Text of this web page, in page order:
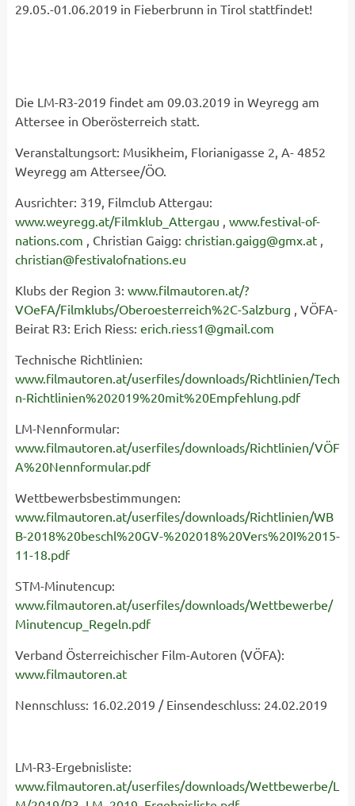
29.05.-01.06.2019 in Fieberbrunn in Tirol stattfindet!
Die LM-R3-2019 findet am 09.03.2019 in Weyregg am
Attersee in Oberösterreich statt.
Veranstaltungsort: Musikheim, Florianigasse 2, A- 4852
Weyregg am Attersee/ÖO.
Ausrichter: 319, Filmclub Attergau:
www.weyregg.at/Filmklub_Attergau , www.festival-of-
nations.com , Christian Gaigg: christian.gaigg@gmx.at,
christian@festivalofnations.eu
Klubs der Region 3: www.filmautoren.at/?
VOeFA/Filmklubs/Oberoesterreich%2C-Salzburg , VÖFA-
Beirat R3: Erich Riess: erich.riess1@gmail.com
Technische Richtlinien:
www.filmautoren.at/userfiles/downloads/Richtlinien/Tech
n-Richtlinien%202019%20mit%20Empfehlung.pdf
LM-Nennformular:
www.filmautoren.at/userfiles/downloads/Richtlinien/VÖF
A%20Nennformular.pdf
Wettbewerbsbestimmungen:
www.filmautoren.at/userfiles/downloads/Richtlinien/WB
B-2018%20beschl%20GV-%202018%20Vers%20I%2015-
11-18.pdf
STM-Minutencup:
www.filmautoren.at/userfiles/downloads/Wettbewerbe/
Minutencup_Regeln.pdf
Verband Österreichischer Film-Autoren (VÖFA):
www.filmautoren.at
Nennschluss: 16.02.2019 / Einsendeschluss: 24.02.2019
LM-R3-Ergebnisliste:
www.filmautoren.at/userfiles/downloads/Wettbewerbe/L